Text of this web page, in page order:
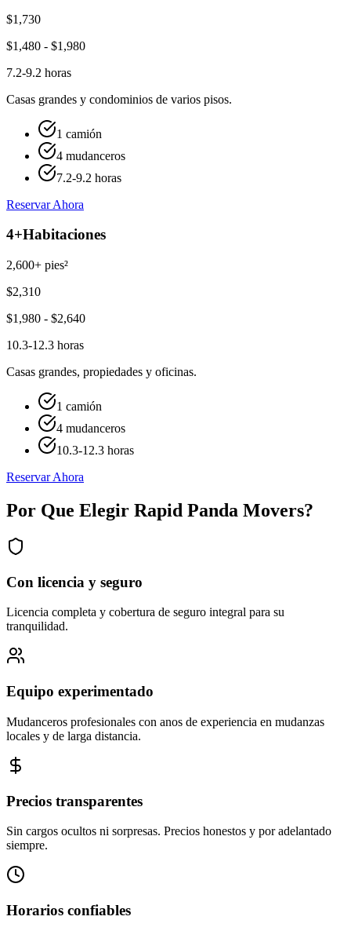
$1,730
$1,480 - $1,980
7.2-9.2 horas
Casas grandes y condominios de varios pisos.
1 camión
4 mudanceros
7.2-9.2 horas
Reservar Ahora
4+Habitaciones
2,600+ pies²
$2,310
$1,980 - $2,640
10.3-12.3 horas
Casas grandes, propiedades y oficinas.
1 camión
4 mudanceros
10.3-12.3 horas
Reservar Ahora
Por Que Elegir Rapid Panda Movers?
Con licencia y seguro
Licencia completa y cobertura de seguro integral para su
tranquilidad.
Equipo experimentado
Mudanceros profesionales con anos de experiencia en mudanzas
locales y de larga distancia.
Precios transparentes
Sin cargos ocultos ni sorpresas. Precios honestos y por adelantado
siempre.
Horarios confiables